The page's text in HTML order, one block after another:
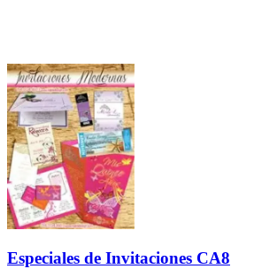
Especiales de Invitaciones CA8